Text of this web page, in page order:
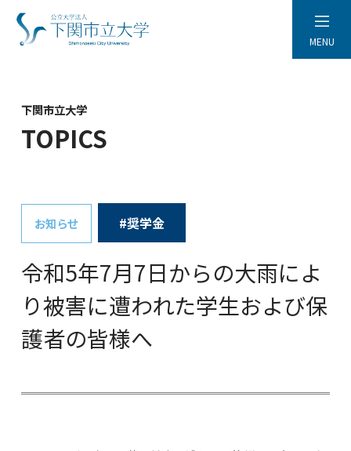
MENU
下関市立大学
TOPICS
お知らせ #奨学金
令和5年7月7日からの大雨によ
り被害に遭われた学生および保
護者の皆様へ